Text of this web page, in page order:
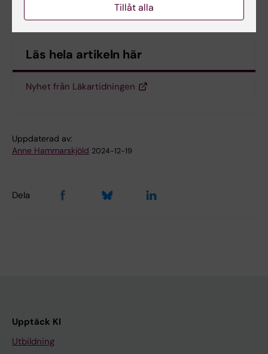
Läs hela artikeln här
Nyhet från Läkartidningen
Uppdaterad av:
Anne Hammarskjöld 2024-12-19
Dela
Upptäck KI
Utbildning
Tillåt alla